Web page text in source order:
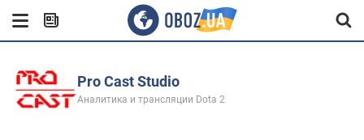
Pro Cast Studio
Аналитика и трансляции Dota 2